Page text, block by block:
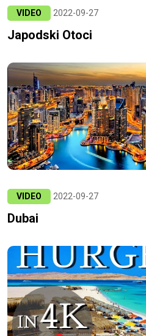
VIDEO 2022-09-27
Japodski Otoci
VIDEO 2022-09-27
Dubai